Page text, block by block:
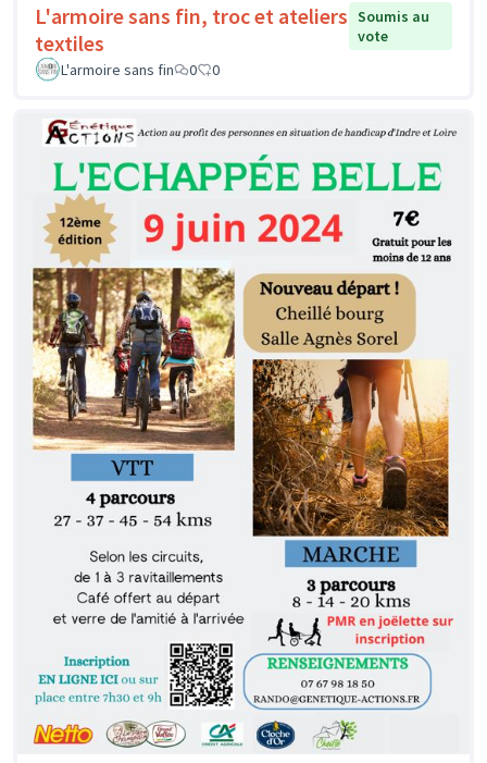
L'armoire sans fin, troc et ateliers
textiles
Soumis au
vote
L'armoire sans fin
0 0